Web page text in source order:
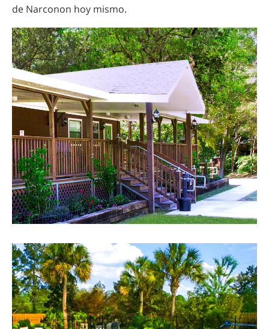
de Narconon hoy mismo.